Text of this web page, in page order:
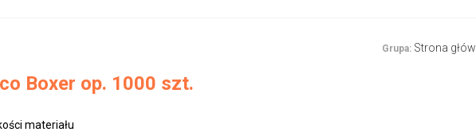
Grupa: Strona
Boxer op. 1000 szt.
materiału